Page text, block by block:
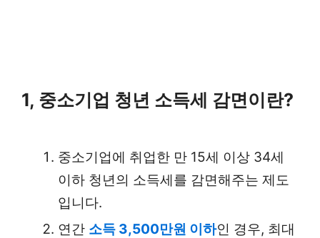
1, 중소기업 청년 소득세 감면이란?
중소기업에 취업한 만 15세 이상 34세
이하 청년의 소득세를 감면해주는 제도
입니다.
연간 소득 3,500만원 이하인 경우, 최대